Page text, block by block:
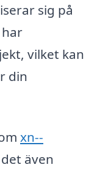
sig på
vilket kan
din
xn--
även